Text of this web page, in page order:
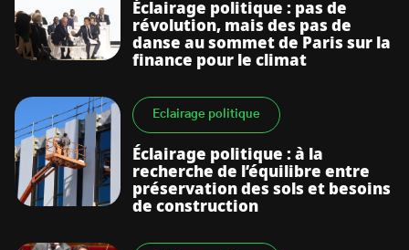
Éclairage politique : pas de
révolution, mais des pas de
danse au sommet de Paris sur la
finance pour le climat
Eclairage politique
Éclairage politique : à la
recherche de l’équilibre entre
préservation des sols et besoins
de construction